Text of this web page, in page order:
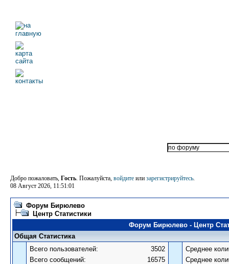
Добро пожаловать, Гость. Пожалуйста, войдите или зарегистрируйтесь.
08 Август 2026, 11:51:01
Форум Бирюлево
Центр Статистики
Форум Бирюлево - Центр
Общая Статистика
Всего пользователей:
3502
Всего сообщений:
16575
Среднее
Среднее